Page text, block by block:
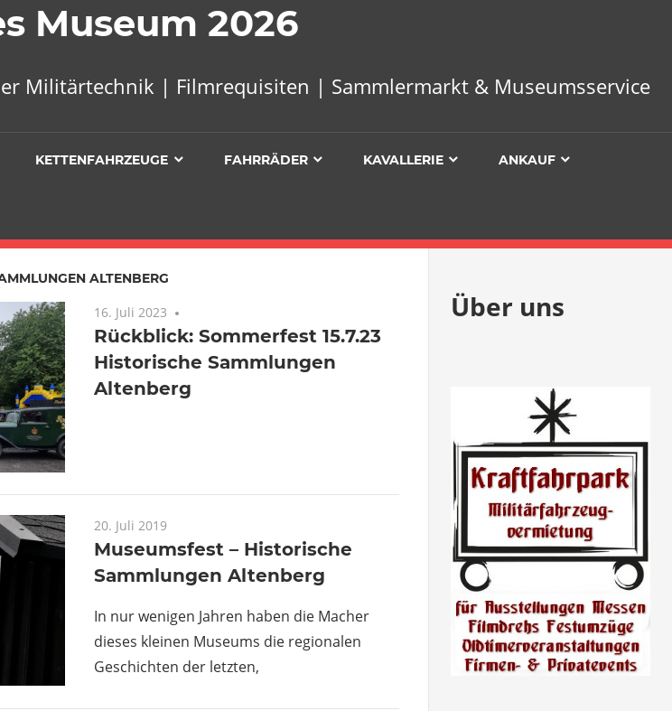
Museum 2026
Militärtechnik | Filmrequisiten | Sammlermarkt & Museumsservice
KETTENFAHRZEUGE FAHRRÄDER KAVALLERIE ANKAUF
ALTENBERG
16. Juli 2023
Rückblick: Sommerfest 15.7.23
Historische Sammlungen
Altenberg
20. Juli 2019
Museumsfest – Historische
Sammlungen Altenberg
In nur wenigen Jahren haben die Macher
dieses kleinen Museums die regionalen
Geschichten der letzten,
Über uns